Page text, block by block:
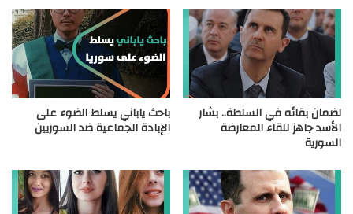
لضمان بقائه في السلطة.. بشار
الأسد جاهز للقاء المعارضة
السورية
باحث ياباني يسلط الضوء على
الإبادة الجماعية ضد السوريين